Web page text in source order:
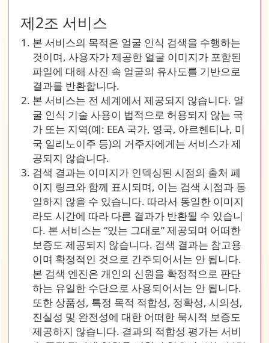
제2조 서비스
본 서비스의 목적은 얼굴 인식 검색을 수행하는
것이며, 사용자가 제공한 얼굴 이미지가 포함된
파일에 대해 사진 속 얼굴의 유사도를 기반으로
결과를 반환합니다.
본 서비스는 전 세계에서 제공되지 않습니다. 얼
굴 인식 기술 사용이 법적으로 허용되지 않는 국
가 또는 지역(예: EEA 국가, 영국, 아르헨티나, 미
국 일리노이주 등)의 거주자에게는 서비스가 제
공되지 않습니다.
검색 결과는 이미지가 인덱싱된 시점의 출처 페
이지 링크와 함께 표시되며, 이는 검색 시점과 동
일하지 않을 수 있습니다. 따라서 동일한 이미지
라도 시간에 따라 다른 결과가 반환될 수 있습니
다. 본 서비스는 “있는 그대로” 제공되며 어떠한
보증도 제공되지 않습니다. 검색 결과는 참고용
이며 확정적인 것으로 간주되어서는 안 됩니다.
본 검색 엔진은 개인의 신원을 확정적으로 판단
하는 유일한 수단으로 사용되어서는 안 됩니다.
또한 상품성, 특정 목적 적합성, 정확성, 시의성,
진실성 및 완전성에 대한 어떠한 묵시적 보증도
제공하지 않습니다. 결과의 적합성 평가는 서비